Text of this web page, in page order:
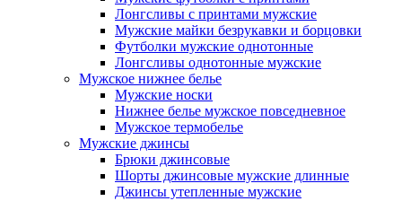
Лонгсливы с принтами мужские
Мужские майки безрукавки и борцовки
Футболки мужские однотонные
Лонгсливы однотонные мужские
Мужское нижнее белье
Мужские носки
Нижнее белье мужское повседневное
Мужское термобелье
Мужские джинсы
Брюки джинсовые
Шорты джинсовые мужские длинные
Джинсы утепленные мужские